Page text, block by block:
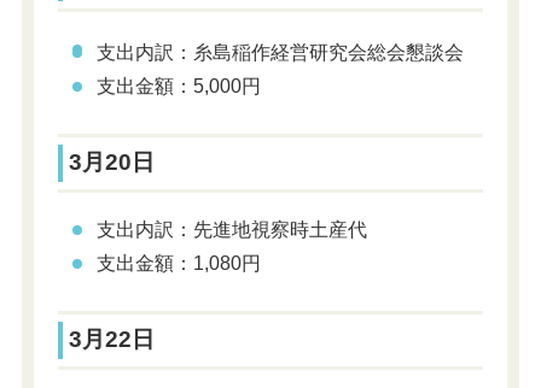
支出内訳：糸島稲作経営研究会総会懇談会
支出金額：5,000円
3月20日
支出内訳：先進地視察時土産代
支出金額：1,080円
3月22日